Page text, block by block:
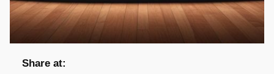
Share at: